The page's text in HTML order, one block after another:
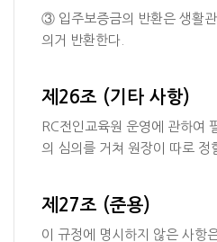
③ 입주보증금의 반환은 생활
의거 반환한다.
제26조 (기타 사항)
RC전인교육원 운영에 관하여
의 심의를 거쳐 원장이 따로 정
제27조 (준용)
이 규정에 명시하지 않은 사항